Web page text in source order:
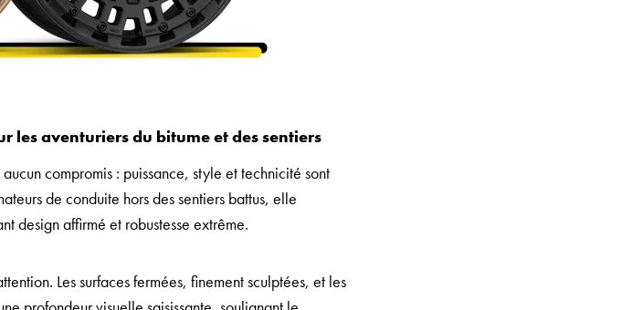
les aventuriers du bitume et des sentiers
compromis : puissance, style et technicité sont
de conduite hors des sentiers battus, elle
design affirmé et robustesse extrême.
Les surfaces fermées, finement sculptées, et les